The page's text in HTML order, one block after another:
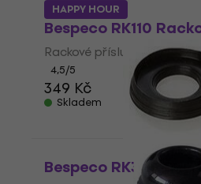
Bespeco RK110
Rackové příslušenství
4,5/5
349 Kč
Skladem
HAPPY HOUR
Bespeco RK30